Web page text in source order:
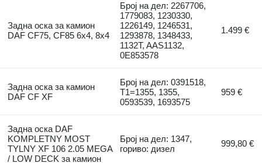
Задна оска за камион
DAF CF75, CF85 6x4, 8x4
Број на дел: 2267706,
1779083, 1230330,
1226149, 1246531,
1293878, 1348433,
1132T, AAS1132,
0E853578
1.499 €
Задна оска за камион
DAF CF XF
Број на дел: 0391518,
T1=1355, 1355,
0593539, 1693575
959 €
Задна оска DAF
KOMPLETNY MOST
TYLNY XF 106 2.05 MEGA
/ LOW DECK за камион
Број на дел: 1347,
гориво: дизел
999,80 €